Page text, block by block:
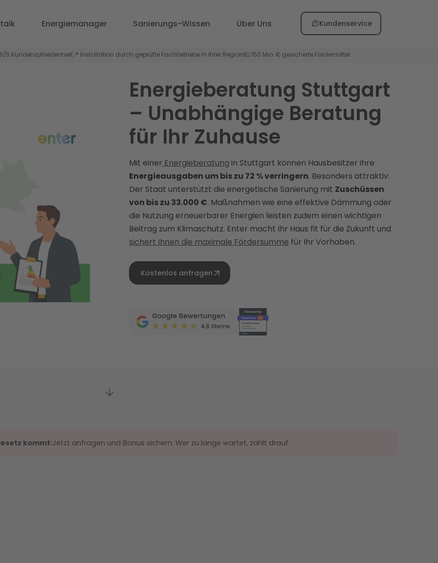
Energiemanager Sanierungs-Wissen Über Uns Kundenservice
5 Kundenzufriedenheit 📍 Installation durch geprüfte Fachbetriebe in Ihrer Region💶 150 Mio. € gesicherte Fördermittel
Energieberatung Stuttgart
– Unabhängige Beratung
für Ihr Zuhause
Mit einer Energieberatung in Stuttgart können Hausbesitzer ihre
Energieausgaben um bis zu 72 % verringern. Besonders attraktiv:
Der Staat unterstützt die energetische Sanierung mit Zuschüssen
von bis zu 33.000 €. Maßnahmen wie eine effektive Dämmung oder
die Nutzung erneuerbarer Energien leisten zudem einen wichtigen
Beitrag zum Klimaschutz. Enter macht Ihr Haus fit für die Zukunft und
sichert Ihnen die maximale Fördersumme für Ihr Vorhaben.
Kostenlos anfragen
kommt:Jetzt anfragen und Bonus sichern. Wer zu lange wartet, zahlt drauf.